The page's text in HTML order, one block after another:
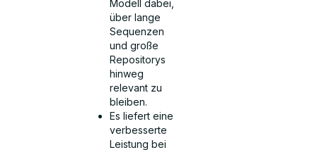
Modell dabei,
über lange
Sequenzen
und große
Repositorys
hinweg
relevant zu
bleiben.
Es liefert eine
verbesserte
Leistung bei